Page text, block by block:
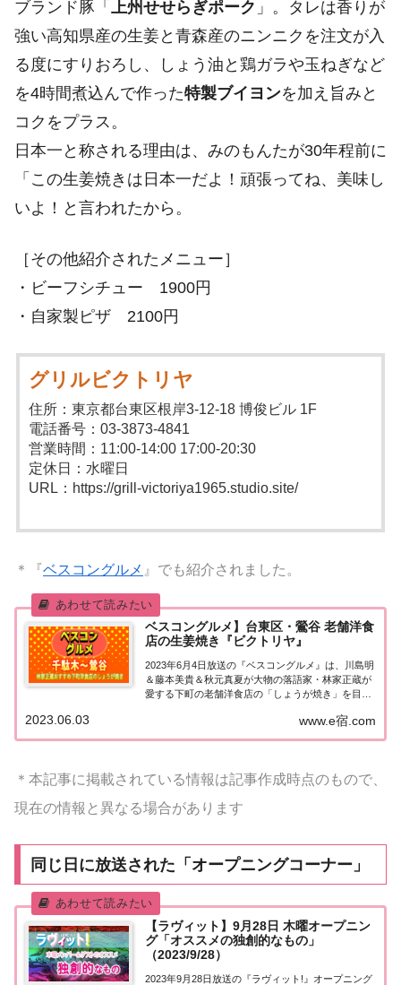
ブランド豚「
上州せせらぎポーク 」。タレは香りが
強い高知県産の生姜と青森産のニンニクを注文が入
る度にすりおろし、しょう油と鶏ガラや玉ねぎなど
を4時間煮込んで作った特製ブイヨンを加え旨みと
コクをプラス。
日本一と称される理由は、みのもんたが30年程前に
「この生姜焼きは日本一だよ！頑張ってね、美味し
いよ！と言われたから。
［その他紹介されたメニュー］
・ビーフシチュー 1900円
・自家製ピザ 2100円
グリルビクトリヤ
住所：東京都台東区根岸3-12-18 博俊ビル 1F
電話番号：03-3873-4841
営業時間：11:00-14:00 17:00-20:30
定休日：水曜日
URL：https://grill-victoriya1965.studio.site/
＊『ベスコングルメ 』でも紹介されました。
ベスコングルメ】台東区・鶯谷 老舗洋食
店の生姜焼き『ビクトリヤ』
2023年6月4日放送の『ベスコングルメ』は、川島明
＆藤本美貴＆秋元真夏が大物の落語家・林家正蔵が
愛する下町の老舗洋食店の「しょうが焼き」を目指
老舗洋食店の生姜焼き大好物のグルメと生ビール
を“ウマい”のベストコンディションで満喫する...
www.e宿.com
2023.06.03
＊本記事に掲載されている情報は記事作成時点のもので、
現在の情報と異なる場合があります
同じ日に放送された「オープニングコーナー」
【ラヴィット】9月28日 木曜オープニン
グ「オススメの独創的なもの」
（2023/9/28）
2023年9月28日放送の『ラヴィット!』オープニング